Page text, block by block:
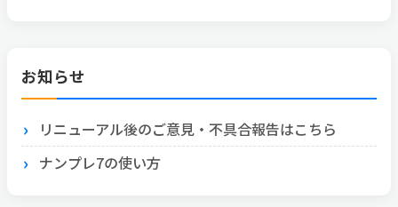
お知らせ
リニューアル後のご意見・不具合報告はこちら
ナンプレ7の使い方